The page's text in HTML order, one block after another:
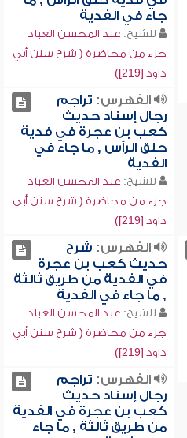
جاء في الفدية
للشيخ: عبد المحسن العباد
جزء من محاضرة ( شرح سنن أبي
داود [219])
الفهرس: تراجم
رجال إسناد حديث
كعب بن عجرة في فدية
حلق الرأس , ما جاء في
الفدية
للشيخ: عبد المحسن العباد
جزء من محاضرة ( شرح سنن أبي
داود [219])
الفهرس: شرح
حديث كعب بن عجرة
في الفدية من طريق ثالثة
, ما جاء في الفدية
للشيخ: عبد المحسن العباد
جزء من محاضرة ( شرح سنن أبي
داود [219])
الفهرس: تراجم
رجال إسناد حديث
كعب بن عجرة في الفدية
من طريق ثالثة , ما جاء